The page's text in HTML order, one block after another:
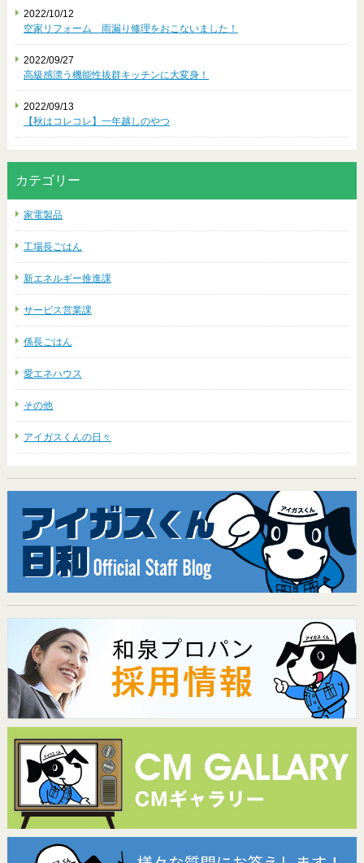
2022/10/12
空家リフォーム 雨漏り修理をおこないました！
2022/09/27
高級感漂う機能性抜群キッチンに大変身！
2022/09/13
【秋はコレコレ】一年越しのやつ
カテゴリー
家電製品
工場長ごはん
新エネルギー推進課
サービス営業課
係長ごはん
愛エネハウス
その他
アイガスくんの日々